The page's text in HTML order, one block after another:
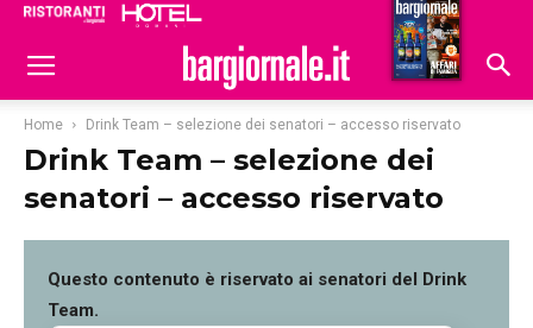
Hoteldomani
Home Drink Team – selezione dei senatori – accesso riservato
Drink Team – selezione dei
senatori – accesso riservato
Questo contenuto è riservato ai senatori del Drink
Team.